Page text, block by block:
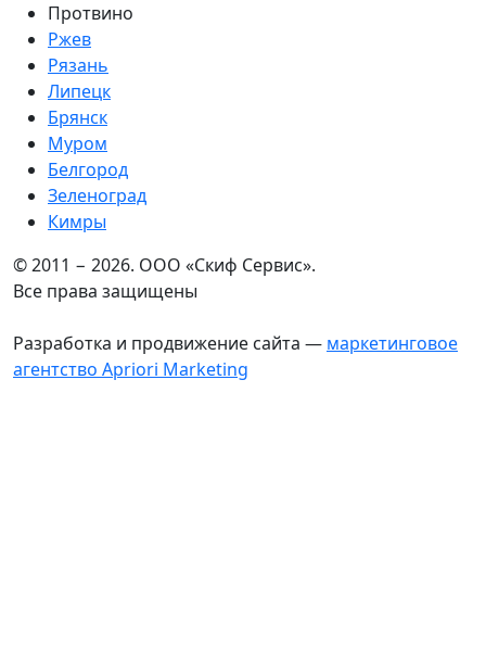
Протвино
Ржев
Рязань
Липецк
Брянск
Муром
Белгород
Зеленоград
Кимры
© 2011 − 2026. ООО «Скиф Сервис».
Все права защищены
Разработка и продвижение сайта — маркетинговое
агентство Apriori Marketing